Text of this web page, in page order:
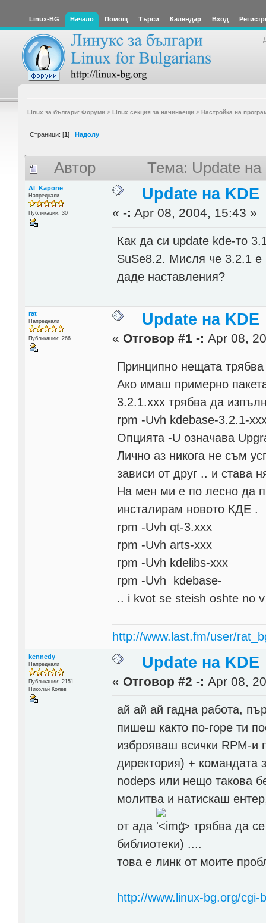
Linux-BG Начало Помощ Търси Календар Вход
Linux за българи: Форуми> Linux секция за начинаещи> Настройка на
Страници: [1] Надолу
Автор Тема: Update
Al_Kapone
Напреднали
Публикации: 30
Update на KDE
«-: Apr 08, 2004, 15:43 »
Как да си update kde-то
SuSe8.2. Мисля че 3.2.1
даде наставления?
rat
Напреднали
Публикации: 266
Update на KDE
« Отговор #1 -: Apr 08,
Принципно нещата трябва
Ако имаш примерно
3.2.1.xxx трябва да
rpm -Uvh kdebase-3.2.1-
Опцията -U означава
Лично аз никога не съм
зависи от друг .. и става
На мен ми е по лесно да
инсталирам новото КДЕ .
rpm -Uvh qt-3.xxx
rpm -Uvh arts-xxx
rpm -Uvh kdelibs-xxx
rpm -Uvh kdebase-
.. i kvot se steish oshte no
http://www.last.fm/user/
kennedy
Напреднали
Публикации: 2151
Николай Колев
Update на KDE
« Отговор #2 -: Apr 08,
ай ай ай гадна работа,
пишеш както по-горе ти
изброяваш всички RPM-и
директория) + командата
nodeps или нещо такова
молитва и натискаш
от ада '> трябва да
библиотеки) ....
това е линк от моите
http://www.linux-bg.org/cgi-